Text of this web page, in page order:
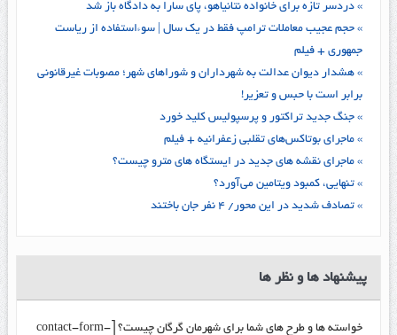
» دردسر تازه برای خانواده نتانیاهو، پای سارا به دادگاه باز شد
» حجم عجیب معاملات ترامپ فقط در یک سال | سوءاستفاده از ریاست
جمهوری + فیلم
» هشدار دیوان عدالت به شهرداران و شوراهای شهر؛ مصوبات غیرقانونی
برابر است با حبس و تعزیر!
» جنگ جدید تراکتور و پرسپولیس کلید خورد
» ماجرای بوتاکس‌های تقلبی زعفرانیه + فیلم
» ماجرای نقشه های جدید در ایستگاه های مترو چیست؟
» تنهایی، کمبود ویتامین می‌آورد؟
» تصادف شدید در این محور/ ۴ نفر جان باختند
پیشنهاد ها و نظر ها
خواسته ها و طرح های شما برای شهرمان گرگان چیست؟ [contact-form-